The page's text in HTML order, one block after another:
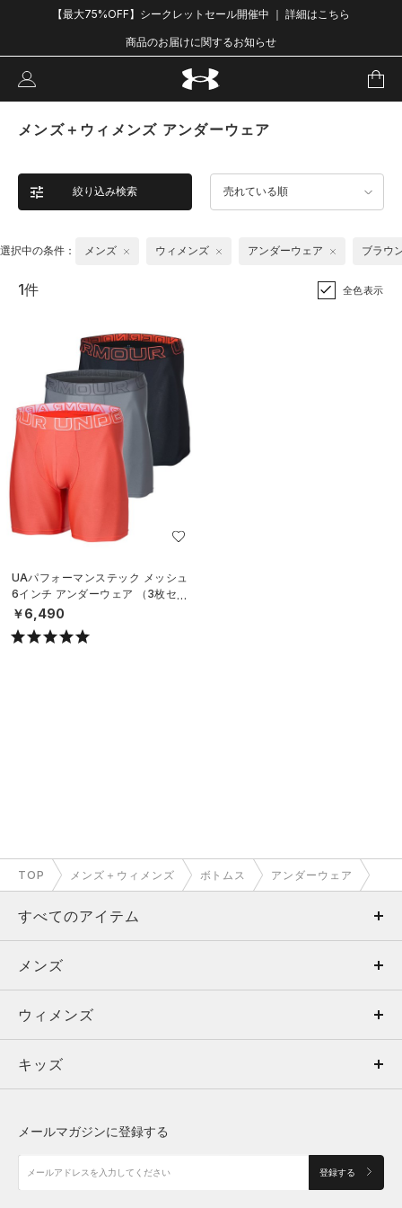
【最大75%OFF】シークレットセール開催中 ｜ 詳細はこちら
商品のお届けに関するお知らせ
メンズ＋ウィメンズ アンダーウェア
絞り込み検索 売れている順
選択中の条件： メンズ ウィメンズ アンダーウェア ブラウ
1件 全色表示
UAパフォーマンステック メッシュ
6インチ アンダーウェア （3枚セッ
ト）（トレーニング/MEN）
￥6,490
TOP メンズ＋ウィメンズ ボトムス アンダーウェア
すべてのアイテム
メンズ
ウィメンズ
キッズ
アクセサリー
メンズ
トップス
ボトムス
アクセサリー
ウィメンズ
トップス
シューズ
キッズ
メールマガジンに登録する
登録する